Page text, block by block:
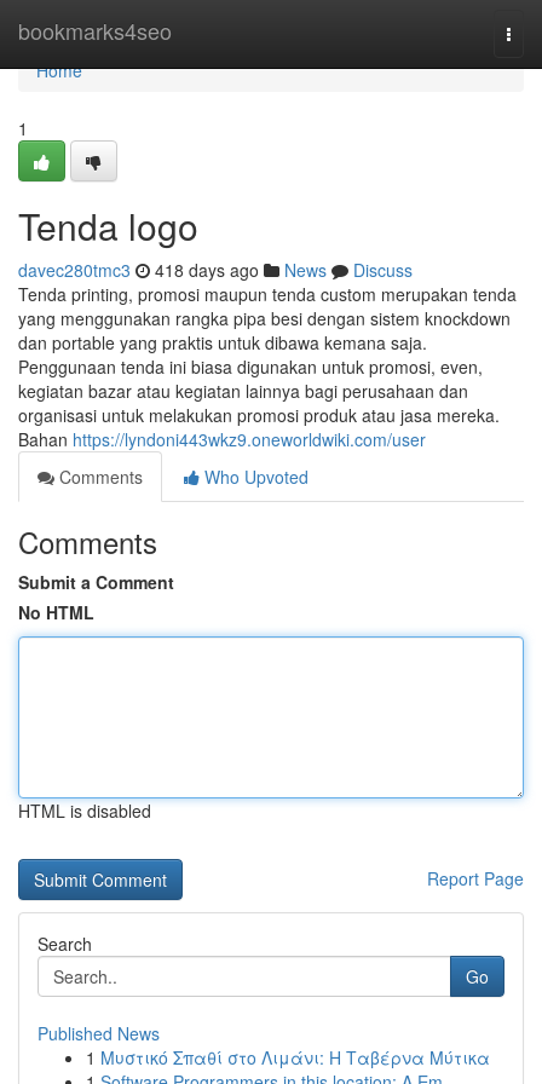
bookmarks4seo
Home
Home
1
Tenda logo
davec280tmc3 418 days ago News
Discuss
Tenda printing, promosi maupun tenda custom merupakan tenda
yang menggunakan rangka pipa besi dengan sistem knockdown
dan portable yang praktis untuk dibawa kemana saja.
Penggunaan tenda ini biasa digunakan untuk promosi, even,
kegiatan bazar atau kegiatan lainnya bagi perusahaan dan
organisasi untuk melakukan promosi produk atau jasa mereka.
Bahan https://lyndoni443wkz9.oneworldwiki.com/user
Comments
Who Upvoted
Comments
Submit a Comment
No HTML
HTML is disabled
Report Page
Search
Go
Published News
1 Μυστικό Σπαθί στο Λιμάνι: Η Ταβέρνα Μύτικα